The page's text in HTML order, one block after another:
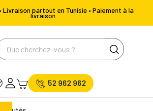
Livraison partout en Tunisie • Paiement à la
livraison
52 962 962